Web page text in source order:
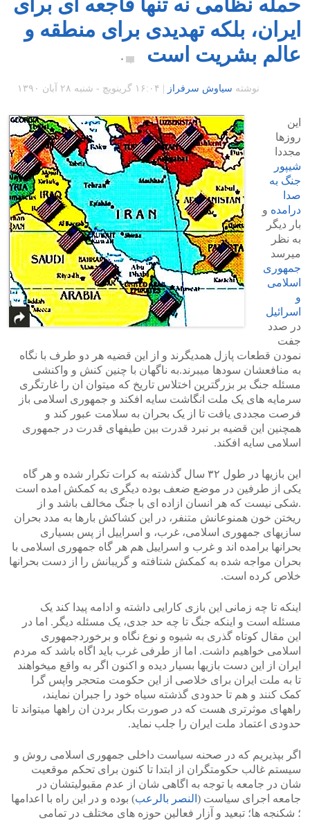
ایران، بلکه تهدیدی برای منطقه و
عالم بشریت است
۰
نوشته سیاوش سرفراز ۱۶:۰۴ گرينويچ - شنبه ۲۸ آبان ۱۳۹۰
این
روزها
مجددا
شیپور
جنگ به
صدا
درامده و
بار دیگر
به نظر
میرسد
جمهوری
اسلامی
و
اسرائیل
در صدد
جفت
نمودن قطعات پازل همدیگرند و از این قضیه هر دو طرف با نگاه
به منافعشان سودها میبرند.به ناگهان با چنین کنش و واکنشی
مسئله جنگ بر بزرگترین اختلاس تاریخ که میتوان ان را غارتگری
سرمایه های یک ملت انگاشت سایه افکند و جمهوری اسلامی باز
فرصت مجددی یافت تا از یک بحران به سلامت عبور کند و
همچنین این قضیه بر نبرد قدرت بین طیفهای قدرت در جمهوری
اسلامی سایه افکند.
این بازیها در طول ۳۲ سال گذشته به کرات تکرار شده و هر گاه
یکی از طرفین در موضع ضعف بوده دیگری به کمکش امده است
.شکی نیست که هر انسان ازاده ای با جنگ مخالف باشد و از
ریختن خون همنوعانش متنفر، در این کشاکش بارها به مدد بحران
سازیهای جمهوری اسلامی، غرب، و اسراییل از پس بسیاری
بحرانها برامده اند و غرب و اسراییل هم هر گاه جمهوری اسلامی با
بحران مواجه شده به کمکش شتافته و گریبانش را از دست بحرانها
خلاص کرده است.
اینکه تا چه زمانی این بازی کارایی داشته و ادامه پیدا کند یک
مسئله است و اینکه جنگ تا چه حد جدی، یک مسئله دیگر. اما در
این مقال کوتاه گذری به شیوه و نوع نگاه و برخوردجمهوری
اسلامی خواهیم داشت. اما از طرفی غرب باید اگاه باشد که مردم
ایران از این دست بازیها بسیار دیده و اکنون اگر به واقع میخواهند
تا به ملت ایران برای خلاصی از این حکومت متحجر واپس گرا
کمک کنند و هم تا حدودی گذشته سیاه خود را جبران نمایند،
راههای موثرتری هست که در صورت بکار بردن ان راهها میتواند تا
حدودی اعتماد ملت ایران را جلب نماید.
اگر بپذیریم که در صحنه سیاست داخلی جمهوری اسلامی روش و
سیستم غالب حکومتگران از ابتدا تا کنون برای تحکم موقعیت
شان در جامعه با توجه به اگاهی شان از عدم مقبولیتشان در
جامعه اجرای سیاست ( النصر بالرعب) بوده و در این راه با اعدامها
؛ شکنجه ها؛ تبعید و آزار فعالین حوزه های مختلف در تمامی